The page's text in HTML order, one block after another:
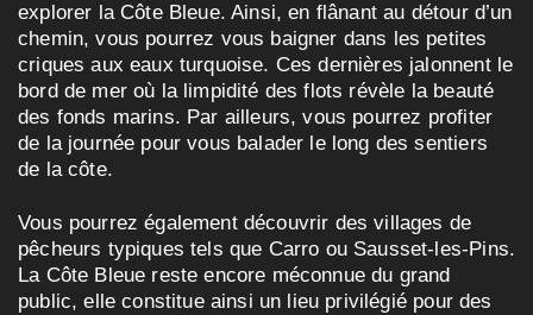
explorer la Côte Bleue. Ainsi, en flânant au détour d’un
chemin, vous pourrez vous baigner dans les petites
criques aux eaux turquoise. Ces dernières jalonnent le
bord de mer où la limpidité des flots révèle la beauté
des fonds marins. Par ailleurs, vous pourrez profiter
de la journée pour vous balader le long des sentiers
de la côte.
Vous pourrez également découvrir des villages de
pêcheurs typiques tels que Carro ou Sausset-les-Pins.
La Côte Bleue reste encore méconnue du grand
public, elle constitue ainsi un lieu privilégié pour des